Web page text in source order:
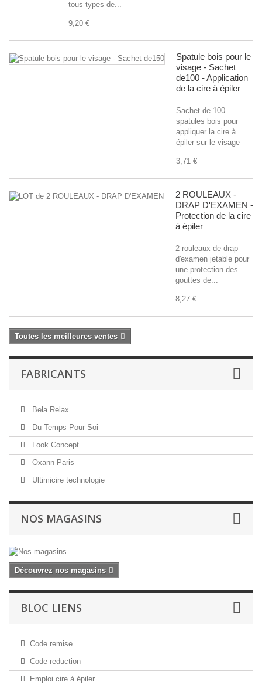
tous types de...
9,20 €
Spatule bois pour le
visage - Sachet
de100 - Application
de la cire à épiler
Sachet de 100
spatules bois pour
appliquer la cire à
épiler sur le visage
3,71 €
2 ROULEAUX -
DRAP D'EXAMEN -
Protection de la cire
à épiler
2 rouleaux de drap
d'examen jetable pour
une protection des
gouttes de...
8,27 €
Toutes les meilleures ventes
FABRICANTS
Bela Relax
Du Temps Pour Soi
Look Concept
Oxann Paris
Ultimicire technologie
NOS MAGASINS
Découvrez nos magasins
BLOC LIENS
Code remise
Code reduction
Emploi cire à épiler